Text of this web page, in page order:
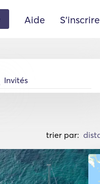
Aide S'inscrire
Invités
trier par: